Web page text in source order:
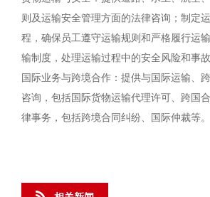
则及运输安全管理方面的法律咨询；制定
程，确保员工遵守运输规则和严格履行运
输制度，处理运输过程中的安全风险和事故
国际业务与跨境合作：提供与国际运输、
咨询，包括国际货物运输代理许可、跨国
律事务，包括跨境合同纠纷、国际仲裁等。